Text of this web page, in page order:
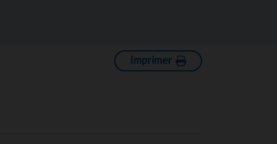
Imprimer